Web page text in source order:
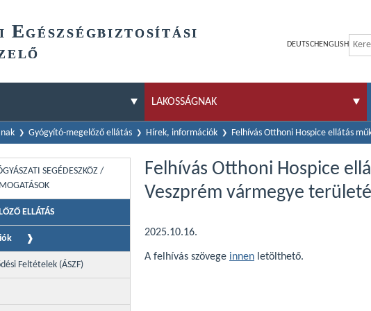
EGÉSZSÉGBIZTOSÍTÁSI
DEUTSCH ENGLISH
LAKOSSÁGNAK
Gyógyító-megelőző ellátás Hírek, információk Felhívás Otthoni Hospice ellátás
SEGÉDESZKÖZ /
ELLÁTÁS
Feltételek (ÁSZF)
Felhívás Otthoni Hospice
Veszprém vármegye
2025.10.16.
A felhívás szövege innen letölthető.